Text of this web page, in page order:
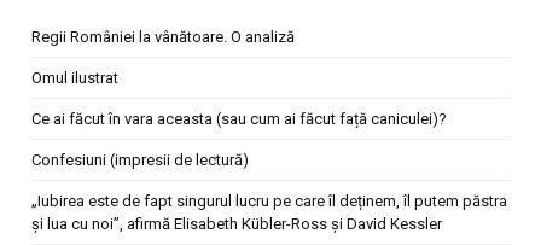
Regii României la vânătoare. O analiză
Omul ilustrat
Ce ai făcut în vara aceasta (sau cum ai făcut față caniculei)?
Confesiuni (impresii de lectură)
„Iubirea este de fapt singurul lucru pe care îl deținem, îl putem păstra
și lua cu noi”, afirmă Elisabeth Kübler-Ross și David Kessler